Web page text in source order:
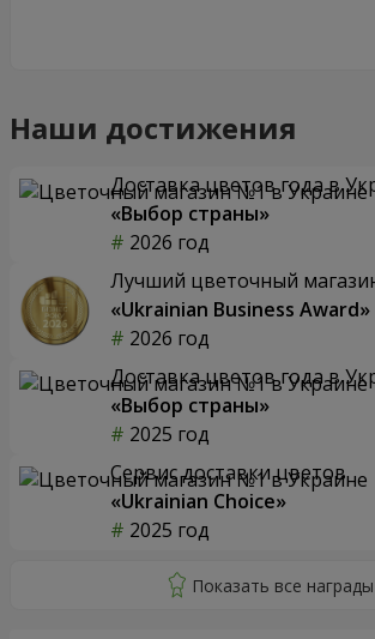
Наши достижения
Доставка цветов года в
«Выбор страны»
2026 год
Лучший цветочный
«Ukrainian Business Award»
2026 год
Доставка цветов года в
«Выбор страны»
2025 год
Сервис доставки цветов
«Ukrainian Choice»
2025 год